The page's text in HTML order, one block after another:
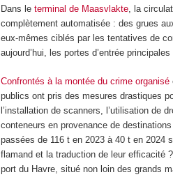
Dans leterminal de Maasvlakte, la
complètement automatisée : des grues
eux-mêmes ciblés par les tentatives de
aujourd’hui, les portes d’entrée
Confrontés à la montée du crime organisé
publics ont pris des mesures drastiques
l’installation de scanners, l’utilisation de
conteneurs en provenance de
passées de 116 t en 2023 à 40 t en 2024
flamand et la traduction de leur efficacité
port du Havre, situé non loin des grands